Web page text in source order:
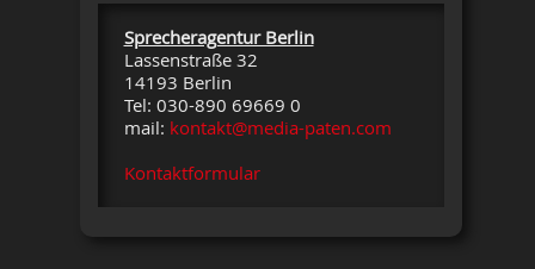
Sprecheragentur Berlin
Lassenstraße 32
14193 Berlin
Tel: 030-890 69669 0
mail: kontakt@media-paten.com
Kontaktformular